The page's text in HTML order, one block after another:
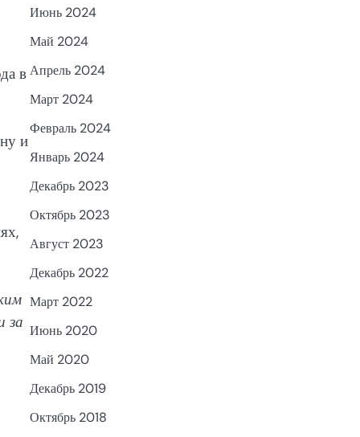
в
и
за
Июнь 2024
Май 2024
Апрель 2024
Март 2024
Февраль 2024
Январь 2024
Декабрь 2023
Октябрь 2023
Август 2023
Декабрь 2022
Март 2022
Июнь 2020
Май 2020
Декабрь 2019
Октябрь 2018